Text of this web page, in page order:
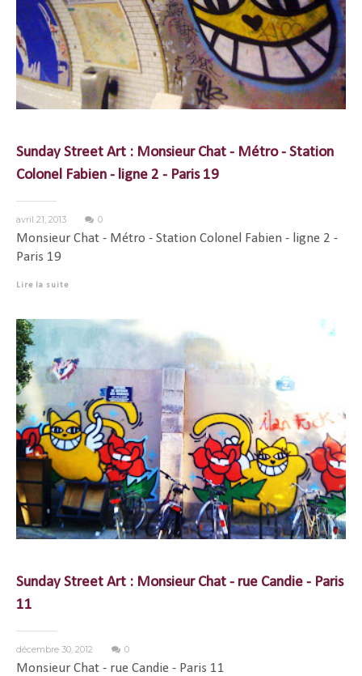
Sunday Street Art : Monsieur Chat - Métro - Station
Colonel Fabien - ligne 2 - Paris 19
avril 21, 2013 0
Monsieur Chat - Métro - Station Colonel Fabien - ligne 2 -
Paris 19
Lire la suite
Sunday Street Art : Monsieur Chat - rue Candie - Paris
11
décembre 30, 2012 0
Monsieur Chat - rue Candie - Paris 11